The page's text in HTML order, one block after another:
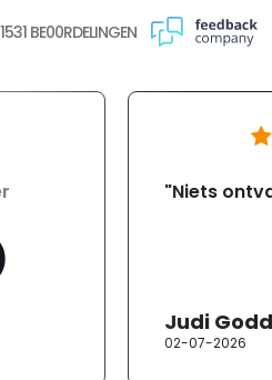
1531 BE00RDELINGEN
"Niets
Judi
02-07-2026